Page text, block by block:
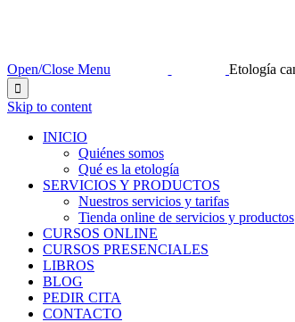
Open/Close Menu Etología

Skip to content
INICIO
Quiénes somos
Qué es la etología
SERVICIOS Y PRODUCTOS
Nuestros servicios y tarifas
Tienda online de servicios y productos
CURSOS ONLINE
CURSOS PRESENCIALES
LIBROS
BLOG
PEDIR CITA
CONTACTO